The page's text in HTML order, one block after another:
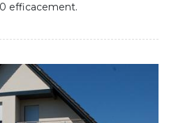
efficacement.